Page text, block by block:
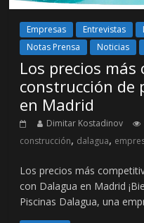
Empresas Entrevistas
Notas Prensa
Noticias
Los precios
construcción de
en Madrid
Dimitar Kostadinov
construcción, dalagua,
Los precios más
con Dalagua en Madrid
Piscinas Dalagua, una